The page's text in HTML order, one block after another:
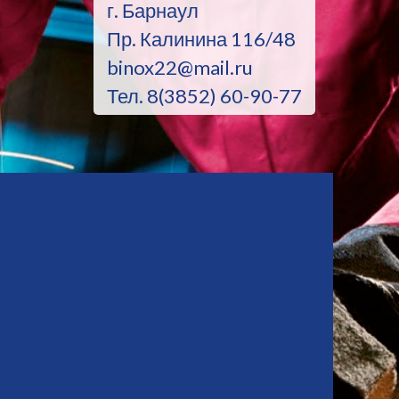
г. Барнаул
Пр. Калинина 116/48
binox22@mail.ru
Тел. 8(3852) 60-90-77